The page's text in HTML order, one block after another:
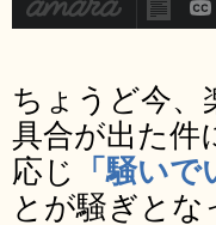
ちょうど今、
具合が出た件
応じ
「騒い
とが騒ぎと